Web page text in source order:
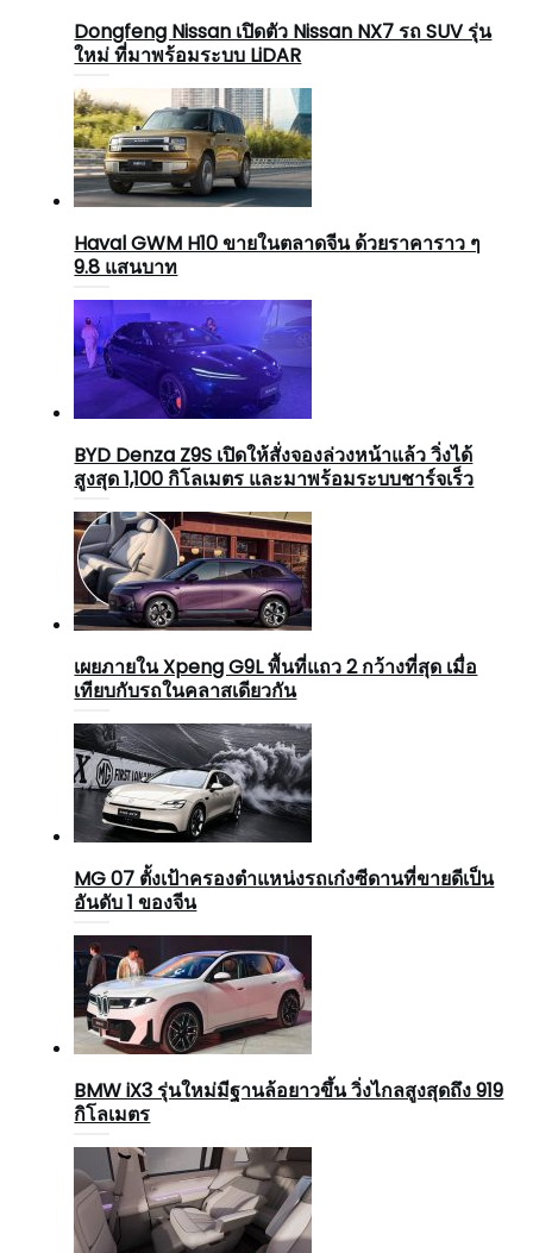
Dongfeng Nissan เปิดตัว Nissan NX7 รถ SUV รุ่น
ใหม่ ที่มาพร้อมระบบ LiDAR
Haval GWM H10 ขายในตลาดจีน ด้วยราคาราว ๆ
9.8 แสนบาท
BYD Denza Z9S เปิดให้สั่งจองล่วงหน้าแล้ว วิ่งได้
สูงสุด 1,100 กิโลเมตร และมาพร้อมระบบชาร์จเร็ว
เผยภายใน Xpeng G9L พื้นที่แถว 2 กว้างที่สุด เมื่อ
เทียบกับรถในคลาสเดียวกัน
MG 07 ตั้งเป้าครองตำแหน่งรถเก๋งซีดานที่ขายดีเป็น
อันดับ 1 ของจีน
BMW iX3 รุ่นใหม่มีฐานล้อยาวขึ้น วิ่งไกลสูงสุดถึง 919
กิโลเมตร